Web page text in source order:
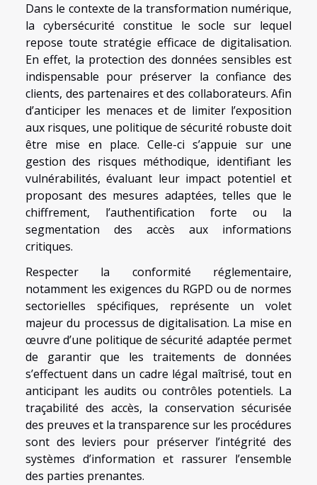
Dans le contexte de la transformation numérique,
la cybersécurité constitue le socle sur lequel
repose toute stratégie efficace de digitalisation.
En effet, la protection des données sensibles est
indispensable pour préserver la confiance des
clients, des partenaires et des collaborateurs. Afin
d’anticiper les menaces et de limiter l’exposition
aux risques, une politique de sécurité robuste doit
être mise en place. Celle-ci s’appuie sur une
gestion des risques méthodique, identifiant les
vulnérabilités, évaluant leur impact potentiel et
proposant des mesures adaptées, telles que le
chiffrement, l’authentification forte ou la
segmentation des accès aux informations
critiques.
Respecter la conformité réglementaire,
notamment les exigences du RGPD ou de normes
sectorielles spécifiques, représente un volet
majeur du processus de digitalisation. La mise en
œuvre d’une politique de sécurité adaptée permet
de garantir que les traitements de données
s’effectuent dans un cadre légal maîtrisé, tout en
anticipant les audits ou contrôles potentiels. La
traçabilité des accès, la conservation sécurisée
des preuves et la transparence sur les procédures
sont des leviers pour préserver l’intégrité des
systèmes d’information et rassurer l’ensemble
des parties prenantes.